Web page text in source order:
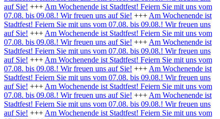
auf Sie! +++ Am Wochenende ist Stadtfest! Feiern Sie mit uns vom
07.08. bis 09.08.! Wir freuen uns auf Sie! +++ Am Wochenende ist
Stadtfest! Feiern Sie mit uns vom 07.08. bis 09.08.! Wir freuen uns
auf Sie! +++ Am Wochenende ist Stadtfest! Feiern Sie mit uns vom
07.08. bis 09.08.! Wir freuen uns auf Sie! +++ Am Wochenende ist
Stadtfest! Feiern Sie mit uns vom 07.08. bis 09.08.! Wir freuen uns
auf Sie! +++ Am Wochenende ist Stadtfest! Feiern Sie mit uns vom
07.08. bis 09.08.! Wir freuen uns auf Sie! +++ Am Wochenende ist
Stadtfest! Feiern Sie mit uns vom 07.08. bis 09.08.! Wir freuen uns
auf Sie! +++ Am Wochenende ist Stadtfest! Feiern Sie mit uns vom
07.08. bis 09.08.! Wir freuen uns auf Sie! +++ Am Wochenende ist
Stadtfest! Feiern Sie mit uns vom 07.08. bis 09.08.! Wir freuen uns
auf Sie! +++ Am Wochenende ist Stadtfest! Feiern Sie mit uns vom